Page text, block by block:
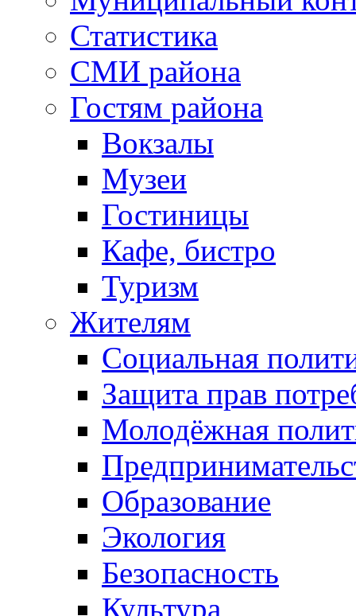
Статистика
СМИ района
Гостям района
Вокзалы
Музеи
Гостиницы
Кафе, бистро
Туризм
Жителям
Социальная
Защита прав
Молодёжная
Образование
Экология
Безопасность
Культура